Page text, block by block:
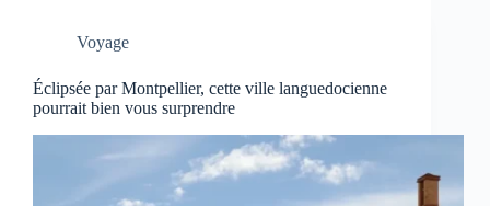
Voyage
Éclipsée par Montpellier, cette ville languedocienne
pourrait bien vous surprendre